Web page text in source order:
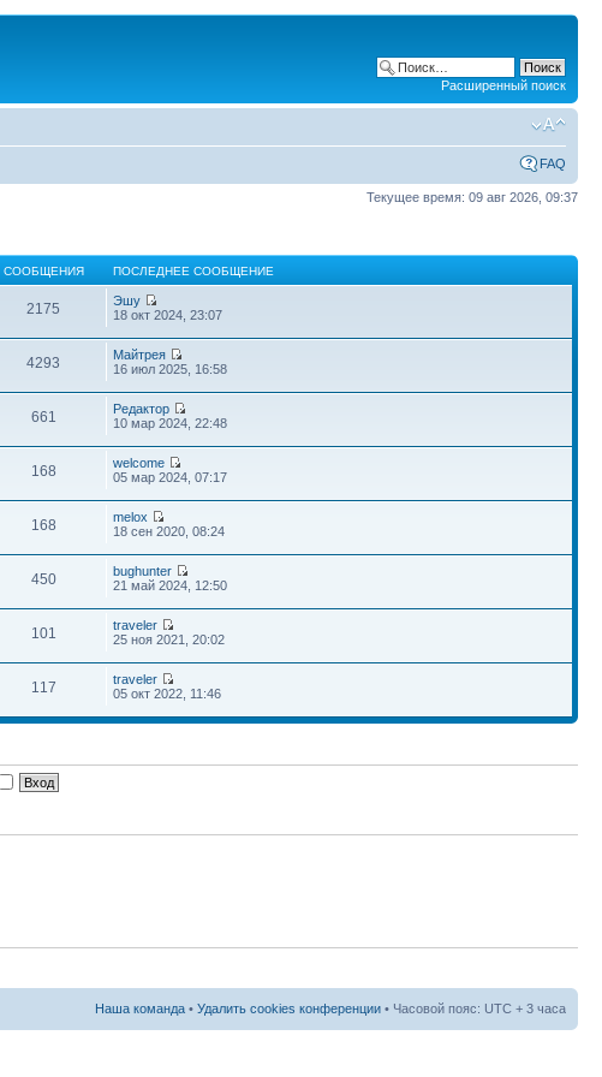
Расширенный поиск
FAQ
Текущее время: 09 авг 2026, 09:37
СООБЩЕНИЯ ПОСЛЕДНЕЕ СООБЩЕНИЕ
2175
Эшу
18 окт 2024, 23:07
4293
Майтрея
16 июл 2025, 16:58
661
Редактор
10 мар 2024, 22:48
168
welcome
05 мар 2024, 07:17
168
melox
18 сен 2020, 08:24
450
bughunter
21 май 2024, 12:50
101
traveler
25 ноя 2021, 20:02
117
traveler
05 окт 2022, 11:46
Наша команда • Удалить cookies конференции • Часовой пояс: UTC + 3 часа